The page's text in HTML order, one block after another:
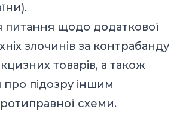
питання щодо додаткової
їхніх злочинів за контрабанду
товарів, а також
підозру іншим
схеми.